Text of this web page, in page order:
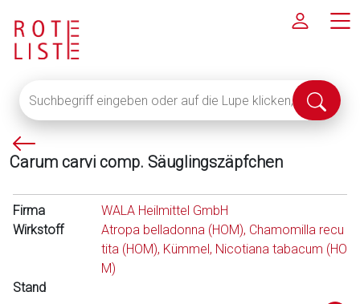
eingeben
oder
auf
die
klicken,
um
Fachinformationen
anzuzeigen
Suche
P
f
i
l
l
k
Carum carvi comp. Säuglingszäpfchen
Firma
WALA Heilmittel GmbH
Wirkstoff
Atropa belladonna (HOM), Chamomilla recu
tita (HOM), Kümmel, Nicotiana tabacum (HO
M)
Stand